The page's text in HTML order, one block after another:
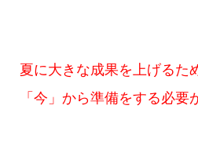
夏に大きな成果を上げるた
「今」から準備をする必要